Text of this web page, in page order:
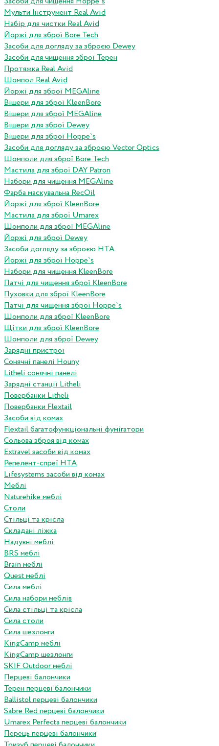
Мульти Інструмент Real Avid
Набір для чистки Real Avid
Йоржі для зброї Bore Tech
Засоби для догляду за зброєю Dewey
Засоби для чищення зброї Терен
Протяжка Real Avid
Шомпол Real Avid
Йоржі для зброї MEGAline
Вішери для зброї KleenBore
Вішери для зброї MEGAline
Вішери для зброї Dewey
Вішери для зброї Hoppe`s
Засоби для догляду за зброєю Vector Optics
Шомполи для зброї Bore Tech
Мастила для зброї DAY Patron
Набори для чищення MEGAline
Фарба маскувальна RecOil
Йоржі для зброї KleenBore
Мастила для зброї Umarex
Шомполи для зброї MEGAline
Йоржі для зброї Dewey
Засоби догляду за зброєю HTA
Йоржі для зброї Hoppe`s
Набори для чищення KleenBore
Патчі для чищення зброї KleenBore
Пуховки для зброї KleenBore
Патчі для чищення зброї Hoppe`s
Шомполи для зброї KleenBore
Щітки для зброї KleenBore
Шомполи для зброї Dewey
Зарядні пристрої
Сонячні панелі Houny
Litheli сонячні панелі
Зарядні станції Litheli
Повербанки Litheli
Повербанки Flextail
Засоби від комах
Flextail багатофункціональні фумігатори
Сольова зброя від комах
Extravel засоби від комах
Репелент-спреї HTA
Lifesystems засоби від комах
Меблі
Naturehike меблі
Столи
Стільці та крісла
Складані ліжка
Надувні меблі
BRS меблі
Brain меблі
Quest меблі
Сила меблі
Сила набори меблів
Сила стільці та крісла
Сила столи
Сила шезлонги
KingCamp меблі
KingCamp шезлонги
SKIF Outdoor меблі
Перцеві балончики
Терен перцеві балончики
Ballistol перцеві балончики
Sabre Red перцеві балончики
Umarex Perfecta перцеві балончики
Перець перцеві балончики